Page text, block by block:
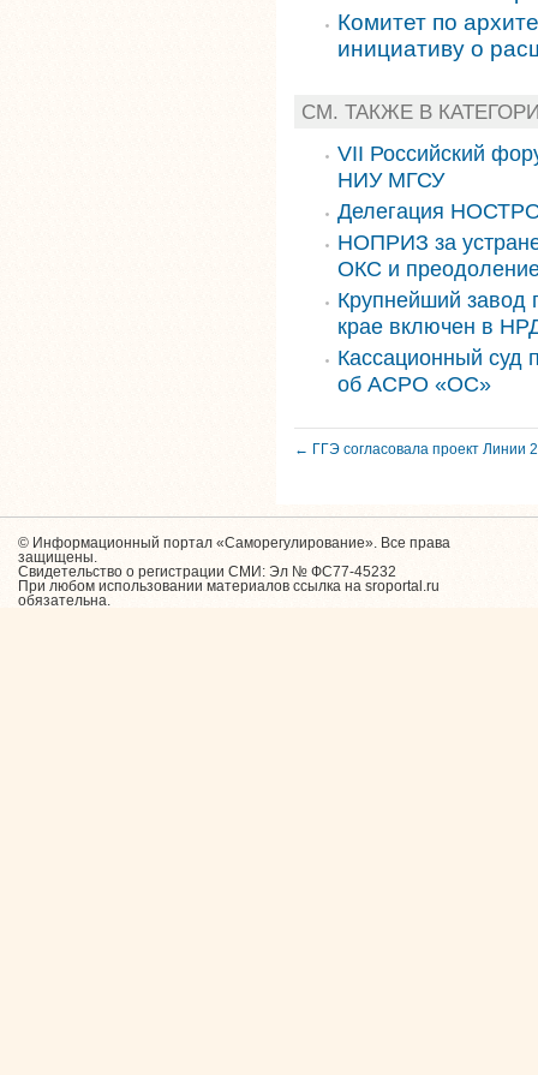
Комитет по
инициативу о
СМ. ТАКЖЕ В
VII Российский
НИУ МГСУ
Делегация
НОПРИЗ за
ОКС и
Крупнейший завод
крае включен в
Кассационный суд
об АСРО «ОС»
← ГГЭ согласовала проект Линии
© Информационный портал «Саморегулирование». Все права
защищены.
Свидетельство о регистрации СМИ: Эл № ФС77-45232
При любом использовании материалов ссылка на sroportal.ru
обязательна.